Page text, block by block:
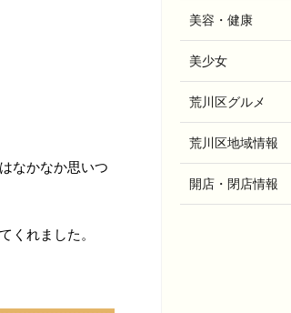
なかなか思いつ
くれました。
美容・健康
美少女
荒川区グルメ
荒川区地域情報
開店・閉店情報